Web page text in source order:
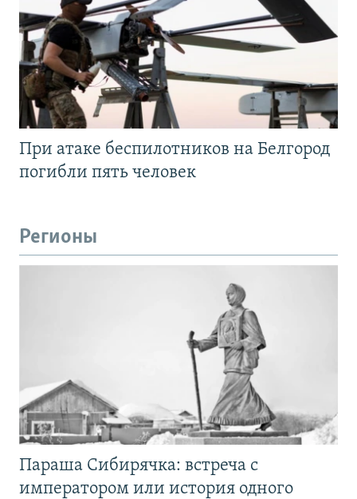
При атаке беспилотников на Белгород
погибли пять человек
Регионы
Параша Сибирячка: встреча с
императором или история одного